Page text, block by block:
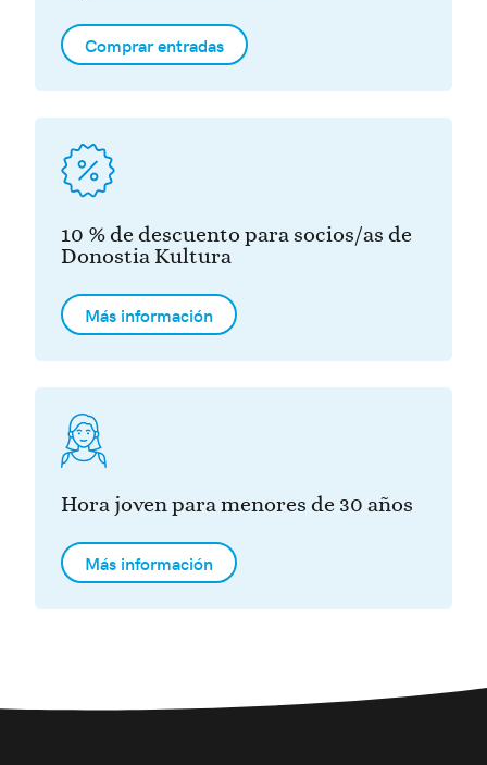
Comprar entradas
10 % de descuento para socios/as de
Donostia Kultura
Más información
Hora joven para menores de 30 años
Más información